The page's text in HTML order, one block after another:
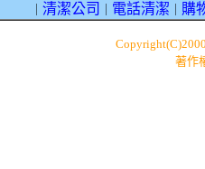
清潔公司 電話清潔 購
著作